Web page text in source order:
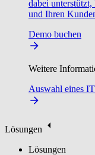
dabei
und Ihren
Demo buchen
Weitere
Auswahl eines
Lösungen
Lösungen